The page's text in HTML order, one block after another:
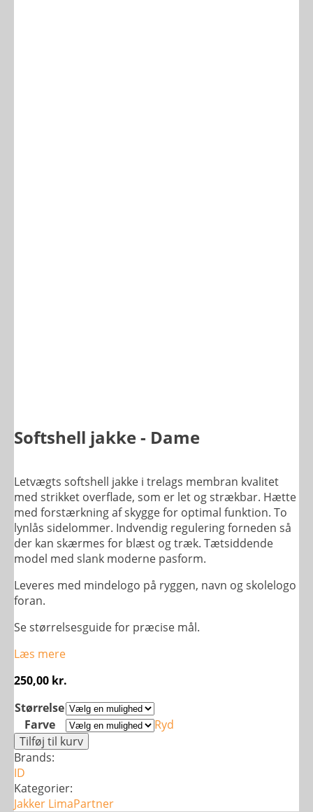
Softshell jakke - Dame
Letvægts softshell jakke i trelags membran kvalitet
med strikket overflade, som er let og strækbar. Hætte
med forstærkning af skygge for optimal funktion. To
lynlås sidelommer. Indvendig regulering forneden så
der kan skærmes for blæst og træk. Tætsiddende
model med slank moderne pasform.
Leveres med mindelogo på ryggen, navn og skolelogo
foran.
Se størrelsesguide for præcise mål.
Læs mere
250,00 kr.
Størrelse
Farve
Ryd
Softshell
jakke
-
Dame
antal
Tilføj til kurv
Brands:
ID
Kategorier:
Jakker LimaPartner